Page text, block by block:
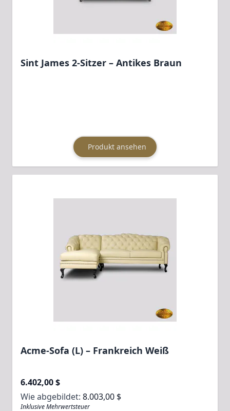
Sint James 2-Sitzer – Antikes Braun
Produkt ansehen
Acme-Sofa (L) – Frankreich Weiß
6.402,00 $
Wie abgebildet: 8.003,00 $
Inklusive Mehrwertsteuer